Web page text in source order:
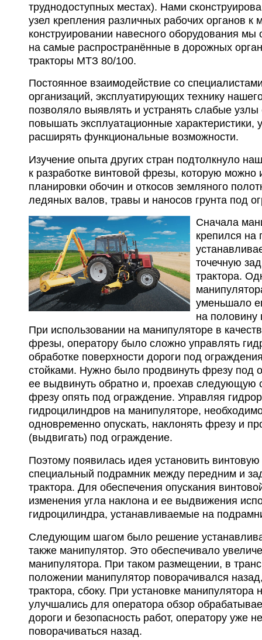
труднодоступных местах). Нами
узел крепления различных рабочих органов к
конструировании навесного оборудования мы
на самые распространённые в дорожных
тракторы МТЗ 80/100.
Постоянное взаимодействие со
организаций, эксплуатирующих технику
позволяло выявлять и устранять слабые
повышать эксплуатационные характеристики,
расширять функциональные возможности.
Изучение опыта других стран подтолкнуло
к разработке винтовой фрезы, которую можно
планировки обочин и откосов земляного
ледяных валов, травы и наносов грунта под
Сначала
крепился на
точечную
трактора.
уменьшало
на половину
При использовании на манипуляторе в
фрезы, оператору было сложно управлять
обработке поверхности дороги под
стойками. Нужно было продвинуть фрезу под
ее выдвинуть обратно и, проехав следующую
фрезу опять под ограждение. Управляя
гидроцилиндров на манипуляторе,
одновременно опускать, наклонять фрезу и
(выдвигать) под ограждение.
Поэтому появилась идея установить
специальный подрамник между передним и
трактора. Для обеспечения опускания
изменения угла наклона и ее выдвижения
гидроцилиндра, устанавливаемые на
Следующим шагом было решение
также манипулятор. Это обеспечивало
манипулятора. При таком размещении, в
положении манипулятор поворачивался
трактора, сбоку. При установке манипулятора
улучшались для оператора обзор
дороги и безопасность работ, оператору уже
поворачиваться назад.